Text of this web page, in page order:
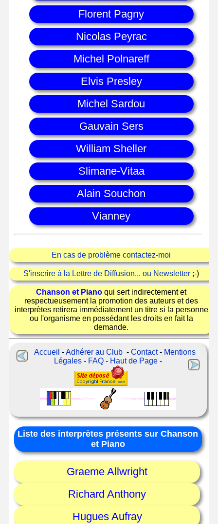
Florent Pagny
Nicolas Peyrac
Michel Polnareff
Elvis Presley
Michel Sardou
Gauvain Sers
William Sheller
Slimane-Vitaa
Alain Souchon
Vianney
En cas de problème contactez-moi
S'inscrire à la Lettre de Diffusion... ou Newsletter ;-)
Chanson et Piano qui sert indirectement et
respectueusement la promotion des auteurs et des
interprètes retirera immédiatement un titre si la personne
ou l'organisme en possédant les droits en fait la
demande.
Accueil -Adhérer au Club- Contact- Mentions
Légales- FAQ- Haut de Page-
Liste des interprètes présents sur Chanson
et Piano
Graeme Allwright
Richard Anthony
Hugues Aufray